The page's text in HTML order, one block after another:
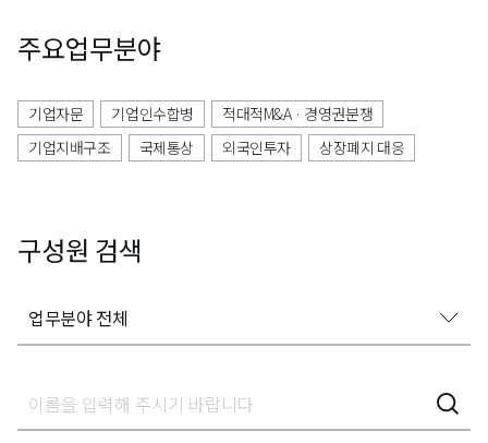
주요업무분야
기업자문 기업인수합병
적대적M&A · 경영권분쟁
기업지배구조
국제통상 외국인투자 상장폐지 대응
구성원 검색
업무분야 전체
가사상속분쟁